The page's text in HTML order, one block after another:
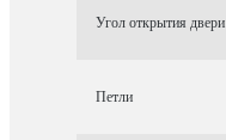
Угол открытия двери
Петли